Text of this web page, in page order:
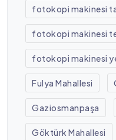
fotokopi makinesi
fotokopi makinesi
fotokopi makinesi
Fulya Mahallesi
Gaziosmanpaşa
Göktürk Mahallesi